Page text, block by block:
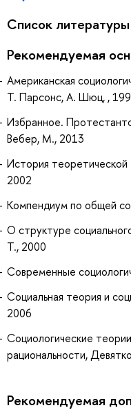
Список литературы
Рекомендуемая
Американская
Т. Парсонс, А. Шюц, ,
Избранное.
Вебер, М., 2013
История
2002
Компендиум по общей
О структуре
Т., 2000
Современные
Социальная теория и
2006
Социологические
рациональности,
Рекомендуемая